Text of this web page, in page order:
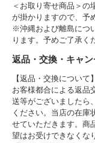
＜お取り寄せ商品＞の
が掛かりますので、予
※沖縄および離島につ
ります。予めご了承く
返品・交換・キャ
【返品・交換について】
お客様都合による返品
送等がございましたら
ください。当店の在庫
せていただきます。商
望はお受けできなくな